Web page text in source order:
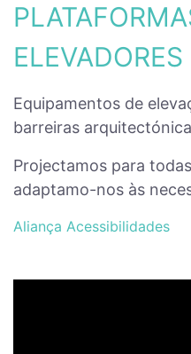
ELEVADORES
Equipamentos de
barreiras
Projectamos para
adaptamo-nos às
Aliança Acessibilidades